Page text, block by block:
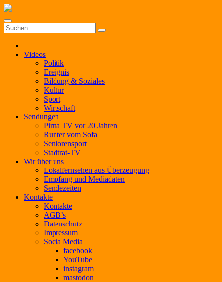
Zum
springen
Videos
Politik
Ereignis
Bildung & Soziales
Kultur
Sport
Wirtschaft
Sendungen
Pirna TV vor 20 Jahren
Runter vom Sofa
Seniorensport
Stadtrat-TV
Wir über uns
Lokalfernsehen aus Überzeugung
Empfang und Mediadaten
Sendezeiten
Kontakte
Kontakte
AGB’s
Datenschutz
Impressum
Socia Media
facebook
YouTube
instagram
mastodon